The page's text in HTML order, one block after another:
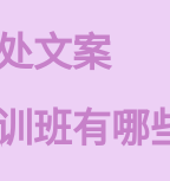
文案
班有哪